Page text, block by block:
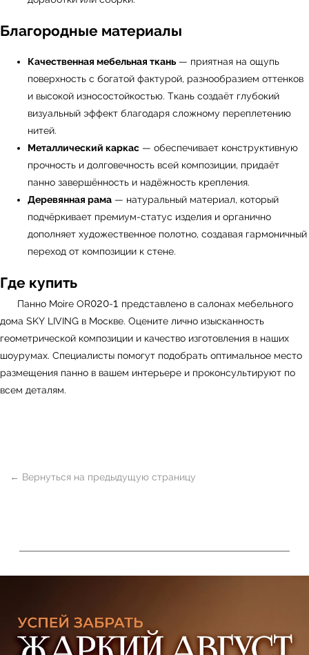
Благородные материалы
Качественная мебельная ткань — приятная на ощупь
поверхность с богатой фактурой, разнообразием оттенков
и высокой износостойкостью. Ткань создаёт глубокий
визуальный эффект благодаря сложному переплетению
нитей.
Металлический каркас — обеспечивает конструктивную
прочность и долговечность всей композиции, придаёт
панно завершённость и надёжность крепления.
Деревянная рама — натуральный материал, который
подчёркивает премиум-статус изделия и органично
дополняет художественное полотно, создавая гармоничный
переход от композиции к стене.
Где купить
Панно Moire OR020-1 представлено в салонах мебельного
дома SKY LIVING в Москве. Оцените лично изысканность
геометрической композиции и качество изготовления в наших
шоурумах. Специалисты помогут подобрать оптимальное место
размещения панно в вашем интерьере и проконсультируют по
всем деталям.
УЗНАТЬ ПОДРОБНЕЕ
Панели
Ковры